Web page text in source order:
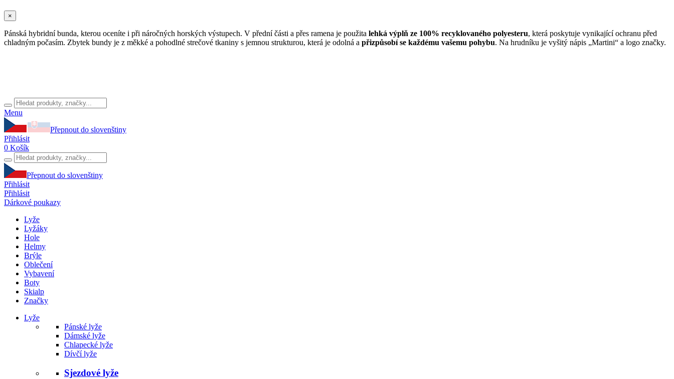
×
Pánská hybridní bunda, kterou oceníte i při náročných horských výstupech. V přední části a přes ramena je použita lehká výplň ze 100% recyklovaného polyesteru, která poskytuje vynikající ochranu před
chladným počasím. Zbytek bundy je z měkké a pohodlné strečové tkaniny s jemnou strukturou, která je odolná a přizpůsobí se každému vašemu pohybu. Na hrudníku je vyšitý nápis „Martini“ a logo značky.
Menu
Přepnout do slovenštiny
Přihlásit
0 Košík
Přepnout do slovenštiny
Přihlásit
Přihlásit
Dárkové poukazy
Lyže
Lyžáky
Hole
Helmy
Brýle
Oblečení
Vybavení
Boty
Skialp
Značky
Lyže
Pánské lyže
Dámské lyže
Chlapecké lyže
Dívčí lyže
Sjezdové lyže